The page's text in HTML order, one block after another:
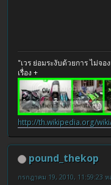
"เวร ย่อมระงับด้วยการ ไม่จ
เรื่อง +
http://th.wikipedia.org/
pound_thekop
กรกฎาคม 19, 2010, 11:59:23 ห